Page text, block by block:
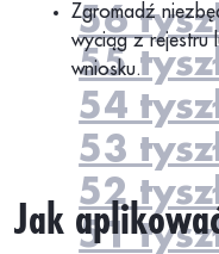
56
55
54
53
52
51
Zgromadź
wyciąg z rejestru
wniosku.
Jak